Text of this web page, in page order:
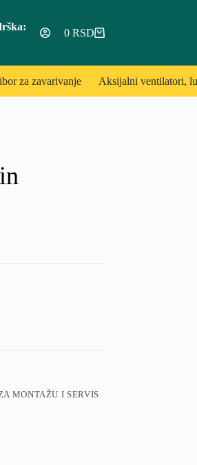
Shopping
0 RSD
za zavarivanje Aksijalni ventilatori,
MONTAŽU I SERVIS